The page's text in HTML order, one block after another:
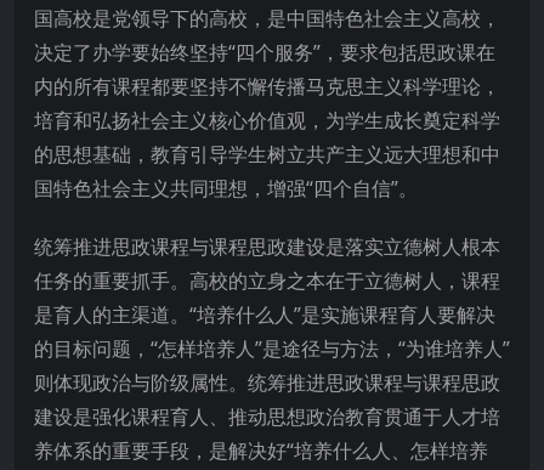
国高校是党领导下的高校，是中国特色社会主义高校，
决定了办学要始终坚持“四个服务”，要求包括思政课在
内的所有课程都要坚持不懈传播马克思主义科学理论，
培育和弘扬社会主义核心价值观，为学生成长奠定科学
的思想基础，教育引导学生树立共产主义远大理想和中
国特色社会主义共同理想，增强“四个自信”。
统筹推进思政课程与课程思政建设是落实立德树人根本
任务的重要抓手。高校的立身之本在于立德树人，课程
是育人的主渠道。“培养什么人”是实施课程育人要解决
的目标问题，“怎样培养人”是途径与方法，“为谁培养人”
则体现政治与阶级属性。统筹推进思政课程与课程思政
建设是强化课程育人、推动思想政治教育贯通于人才培
养体系的重要手段，是解决好“培养什么人、怎样培养